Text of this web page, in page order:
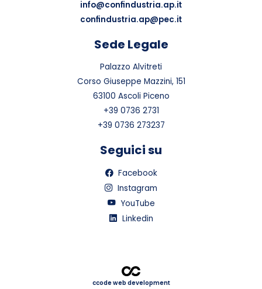
info@confindustria.ap.it
confindustria.ap@pec.it
Sede Legale
Palazzo Alvitreti
Corso Giuseppe Mazzini, 151
63100 Ascoli Piceno
+39 0736 2731
+39 0736 273237
Seguici su
Facebook
Instagram
YouTube
Linkedin
ccode web development